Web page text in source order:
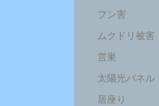
フン害
ムクドリ被害
営巣
太陽光パネル
居座り